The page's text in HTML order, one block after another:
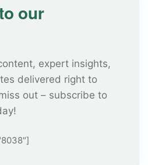
our
expert insights,
delivered right to
out – subscribe to